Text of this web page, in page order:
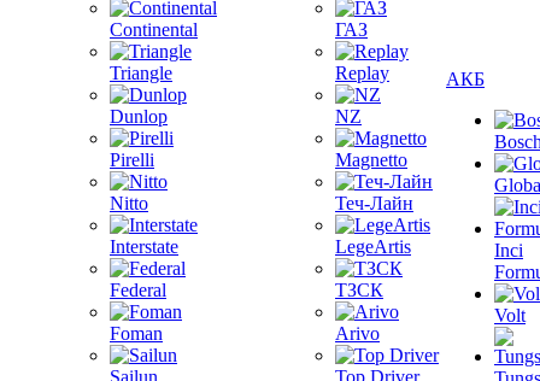
Continental
Triangle
Dunlop
Pirelli
Nitto
Interstate
Federal
Foman
Sailun
ГАЗ
Replay
NZ
Magnetto
Теч-Лайн
LegeArtis
ТЗСК
Arivo
Top Driver
АКБ
Inci
Volt